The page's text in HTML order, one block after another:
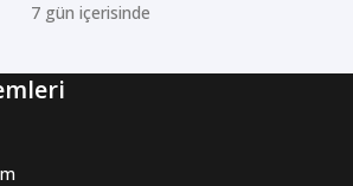
7 gün içerisinde